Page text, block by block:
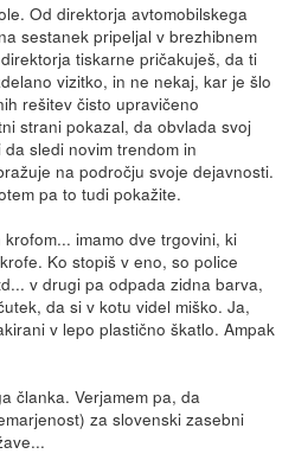
Od direktorja avtomobilskega
sestanek pripeljal v brezhibnem
tiskarne pričakuješ, da ti
vizitko, in ne nekaj, kar je šlo
rešitev čisto upravičeno
strani pokazal, da obvlada svoj
sledi novim trendom in
na področju svoje dejavnosti.
pa to tudi pokažite.
imamo dve trgovini, ki
Ko stopiš v eno, so police
v drugi pa odpada zidna barva,
da si v kotu videl miško. Ja,
v lepo plastično škatlo. Ampak
članka. Verjamem pa, da
za slovenski zasebni